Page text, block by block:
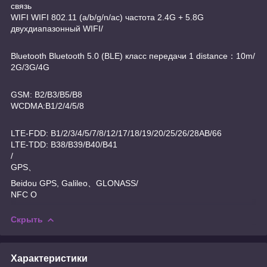
связь
WIFI WIFI 802.11 (a/b/g/n/ac) частота 2.4G + 5.8G
двухдиапазонный WIFI/
Bluetooth Bluetooth 5.0 (BLE) класс передачи 1 distance：10m/
2G/3G/4G
GSM: B2/B3/B5/B8
WCDMA:B1/2/4/5/8
LTE-FDD: B1/2/3/4/5/7/8/12/17/18/19/20/25/26/28AB/66
LTE-TDD: B38/B39/B40/B41
/
GPS、
Beidou GPS, Galileo、GLONASS/
NFC O
Скрыть
Характеристики